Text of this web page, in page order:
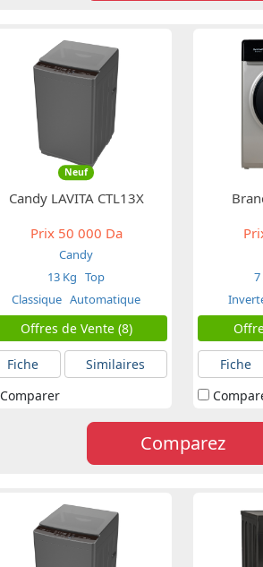
Neuf
Candy LAVITA CTL13X
Prix50 000 Da
Candy
13 Kg Top
Classique Automatique
Offres de Vente (8)
Fiche
Similaires
Comparer
7
Fiche
Comparez